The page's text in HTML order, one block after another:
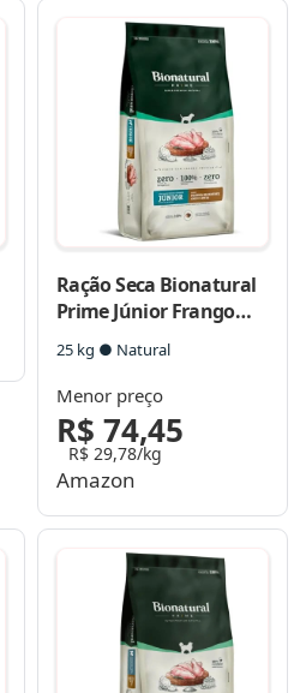
Ração Seca Bionatural
Prime Júnior Frango
para Cães Filhotes
Porte Médio e Grande
25 kg ● Natural
Menor preço
R$ 74,45
R$ 29,78/kg
Amazon